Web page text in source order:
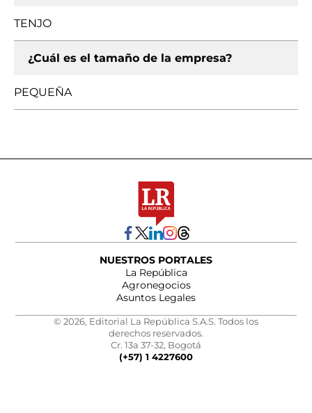
TENJO
¿Cuál es el tamaño de la empresa?
PEQUEÑA
NUESTROS PORTALES
La República
Agronegocios
Asuntos Legales
© 2026, Editorial La República S.A.S. Todos los
derechos reservados.
Cr. 13a 37-32, Bogotá
(+57) 1 4227600